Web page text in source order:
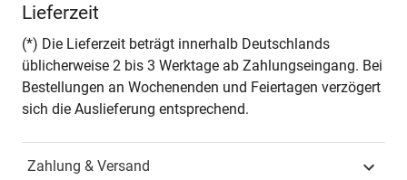
Seiten 360
Jahr Hamburg 2012
Fachdisziplin
Lieferzeit
(*) Die Lieferzeit beträgt innerhalb Deutschlands
üblicherweise 2 bis 3 Werktage ab Zahlungseingang. Bei
Bestellungen an Wochenenden und Feiertagen verzögert
sich die Auslieferung entsprechend.
Zahlung & Versand